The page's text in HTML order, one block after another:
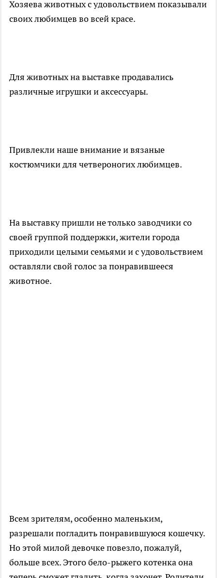
Хозяева животных с удовольствием показывали
своих любимцев во всей красе.
Для животных на выставке продавались
различные игрушки и аксессуары.
Привлекли наше внимание и вязаные
костюмчики для четвероногих любимцев.
На выставку пришли не только заводчики со
своей группой поддержки, жители города
приходили целыми семьями и с удовольствием
оставляли свой голос за понравившееся
животное.
Всем зрителям, особенно маленьким,
разрешали погладить понравившуюся кошечку.
Но этой милой девочке повезло, пожалуй,
больше всех. Этого бело-рыжего котенка она